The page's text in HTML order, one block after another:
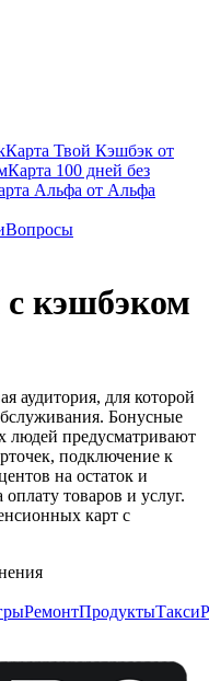
Карта Твой Кэшбэк от
Карта 100 дней без
Альфа от Альфа
Вопросы
кэшбэком
аудитория, для которой
Бонусные
людей предусматривают
подключение к
на остаток и
товаров и услуг.
карт с
РемонтПродуктыТакси